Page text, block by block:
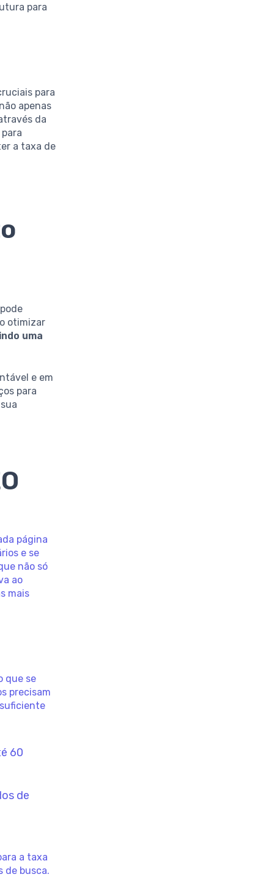
para
para
apenas
da
a taxa de
otimizar
uma
e em
para
página
e se
não só
ao
mais
que se
precisam
60
de
a taxa
de busca.